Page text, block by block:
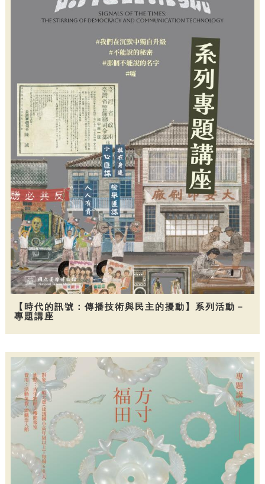
【時代的訊號：傳播技術與民主的擾動】系列活動－
專題講座